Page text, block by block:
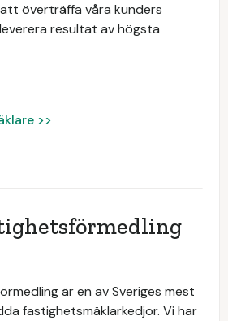
överträffa våra kunders
resultat av högsta
>>
är en av Sveriges mest
fastighetsmäklarkedjor. Vi har